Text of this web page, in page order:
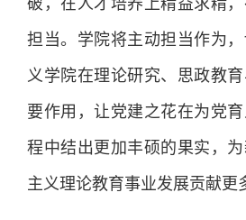
担当。学院将主动担当作为
义学院在理论研究、思政教
要作用，让党建之花在为党
程中结出更加丰硕的果实，
主义理论教育事业发展贡献更